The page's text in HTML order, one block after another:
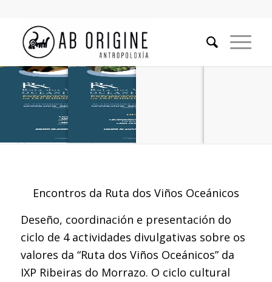
Encontros da Ruta dos Viños Oceánicos
Deseño, coordinación e presentación do
ciclo de 4 actividades divulgativas sobre os
valores da “Ruta dos Viños Oceánicos” da
IXP Ribeiras do Morrazo. O ciclo cultural